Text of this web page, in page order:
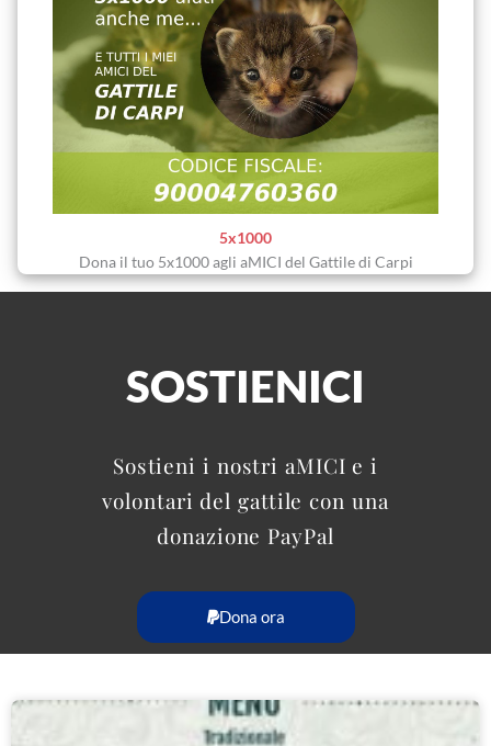
5x1000
Dona il tuo 5x1000 agli aMICI del Gattile di Carpi
SOSTIENICI
Sostieni i nostri aMICI e i
volontari del gattile con una
donazione PayPal
Dona ora